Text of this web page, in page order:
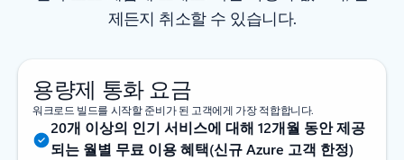
제든지 취소할 수 있습니다.
용량제 통화 요금
워크로드 빌드를 시작할 준비가 된 고객에게 가장 적합합니다.
20개 이상의 인기 서비스에 대해 12개월 동안 제공
되는 월별 무료 이용 혜택(신규 Azure 고객 한정)